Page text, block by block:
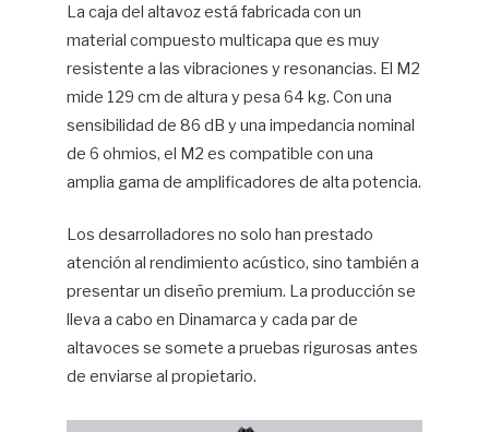
La caja del altavoz está fabricada con un
material compuesto multicapa que es muy
resistente a las vibraciones y resonancias. El M2
mide 129 cm de altura y pesa 64 kg. Con una
sensibilidad de 86 dB y una impedancia nominal
de 6 ohmios, el M2 es compatible con una
amplia gama de amplificadores de alta potencia.
Los desarrolladores no solo han prestado
atención al rendimiento acústico, sino también a
presentar un diseño premium. La producción se
lleva a cabo en Dinamarca y cada par de
altavoces se somete a pruebas rigurosas antes
de enviarse al propietario.